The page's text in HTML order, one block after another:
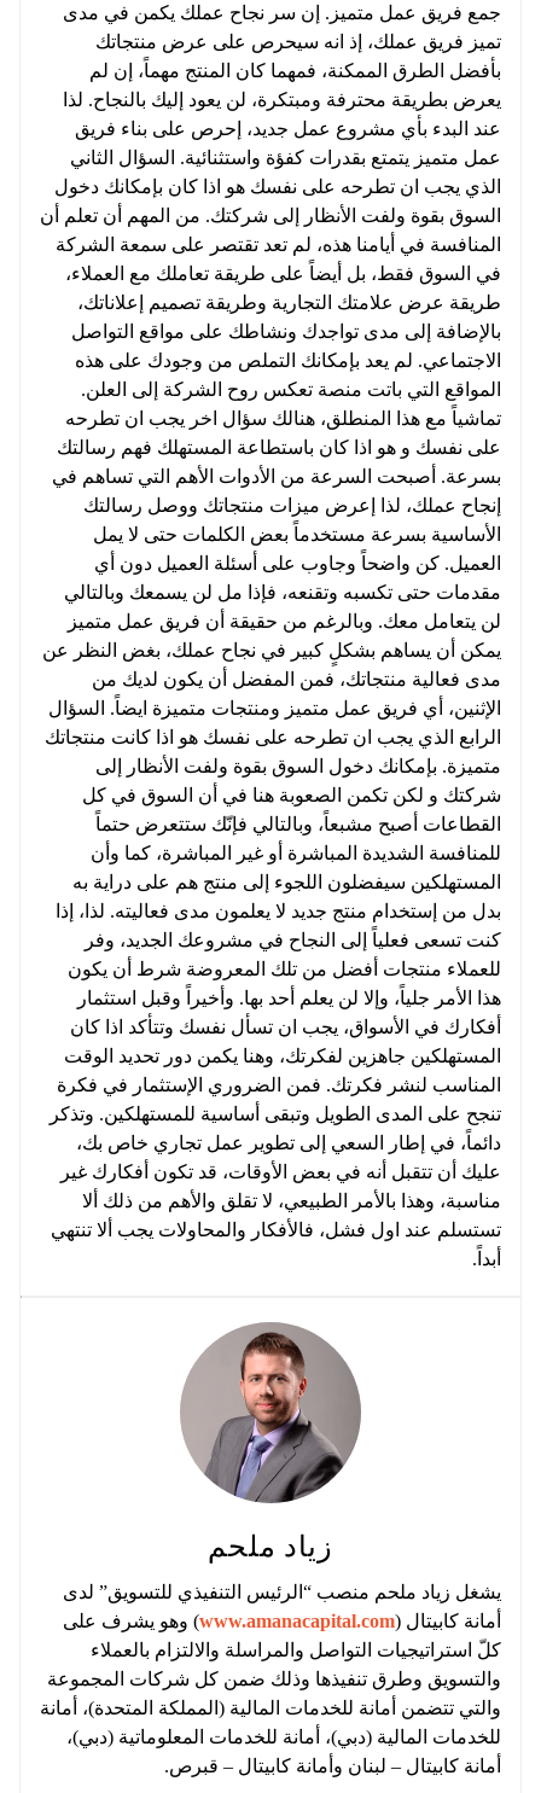
جمع فريق عمل متميز. إن سر نجاح عملك يكمن في مدى
تميز فريق عملك، إذ انه سيحرص على عرض منتجاتك
بأفضل الطرق الممكنة، فمهما كان المنتج مهماً، إن لم
يعرض بطريقة محترفة ومبتكرة، لن يعود إليك بالنجاح. لذا
عند البدء بأي مشروع عمل جديد، إحرص على بناء فريق
عمل متميز يتمتع بقدرات كفؤة واستثنائية. السؤال الثاني
الذي يجب ان تطرحه على نفسك هو اذا كان بإمكانك دخول
السوق بقوة ولفت الأنظار إلى شركتك. من المهم أن تعلم أن
المنافسة في أيامنا هذه، لم تعد تقتصر على سمعة الشركة
في السوق فقط، بل أيضاً على طريقة تعاملك مع العملاء،
طريقة عرض علامتك التجارية وطريقة تصميم إعلاناتك،
بالإضافة إلى مدى تواجدك ونشاطك على مواقع التواصل
الاجتماعي. لم يعد بإمكانك التملص من وجودك على هذه
المواقع التي باتت منصة تعكس روح الشركة إلى العلن.
تماشياً مع هذا المنطلق، هنالك سؤال اخر يجب ان تطرحه
على نفسك و هو اذا كان باستطاعة المستهلك فهم رسالتك
بسرعة. أصبحت السرعة من الأدوات الأهم التي تساهم في
إنجاح عملك، لذا إعرض ميزات منتجاتك ووصل رسالتك
الأساسية بسرعة مستخدماً بعض الكلمات حتى لا يمل
العميل. كن واضحاً وجاوب على أسئلة العميل دون أي
مقدمات حتى تكسبه وتقنعه، فإذا مل لن يسمعك وبالتالي
لن يتعامل معك. وبالرغم من حقيقة أن فريق عمل متميز
يمكن أن يساهم بشكلٍ كبير في نجاح عملك، بغض النظر عن
مدى فعالية منتجاتك، فمن المفضل أن يكون لديك من
الإثنين، أي فريق عمل متميز ومنتجات متميزة ايضاً. السؤال
الرابع الذي يجب ان تطرحه على نفسك هو اذا كانت منتجاتك
متميزة. بإمكانك دخول السوق بقوة ولفت الأنظار إلى
شركتك و لكن تكمن الصعوبة هنا في أن السوق في كل
القطاعات أصبح مشبعاً، وبالتالي فإنّك ستتعرض حتماً
للمنافسة الشديدة المباشرة أو غير المباشرة، كما وأن
المستهلكين سيفضلون اللجوء إلى منتج هم على دراية به
بدل من إستخدام منتج جديد لا يعلمون مدى فعاليته. لذا، إذا
كنت تسعى فعلياً إلى النجاح في مشروعك الجديد، وفر
للعملاء منتجات أفضل من تلك المعروضة شرط أن يكون
هذا الأمر جلياً، وإلا لن يعلم أحد بها. وأخيراً وقبل استثمار
أفكارك في الأسواق، يجب ان تسأل نفسك وتتأكد اذا كان
المستهلكين جاهزين لفكرتك، وهنا يكمن دور تحديد الوقت
المناسب لنشر فكرتك. فمن الضروري الإستثمار في فكرة
تنجح على المدى الطويل وتبقى أساسية للمستهلكين. وتذكر
دائماً، في إطار السعي إلى تطوير عمل تجاري خاص بك،
عليك أن تتقبل أنه في بعض الأوقات، قد تكون أفكارك غير
مناسبة، وهذا بالأمر الطبيعي، لا تقلق والأهم من ذلك ألا
تستسلم عند اول فشل، فالأفكار والمحاولات يجب ألا تنتهي
أبداً.
زياد ملحم
يشغل زياد ملحم منصب “الرئيس التنفيذي للتسويق” لدى
أمانة كابيتال (www.amanacapital.com) وهو يشرف على
كلّ استراتيجيات التواصل والمراسلة والالتزام بالعملاء
والتسويق وطرق تنفيذها وذلك ضمن كل شركات المجموعة
والتي تتضمن أمانة للخدمات المالية (المملكة المتحدة)، أمانة
للخدمات المالية (دبي)، أمانة للخدمات المعلوماتية (دبي)،
أمانة كابيتال – لبنان وأمانة كابيتال – قبرص.